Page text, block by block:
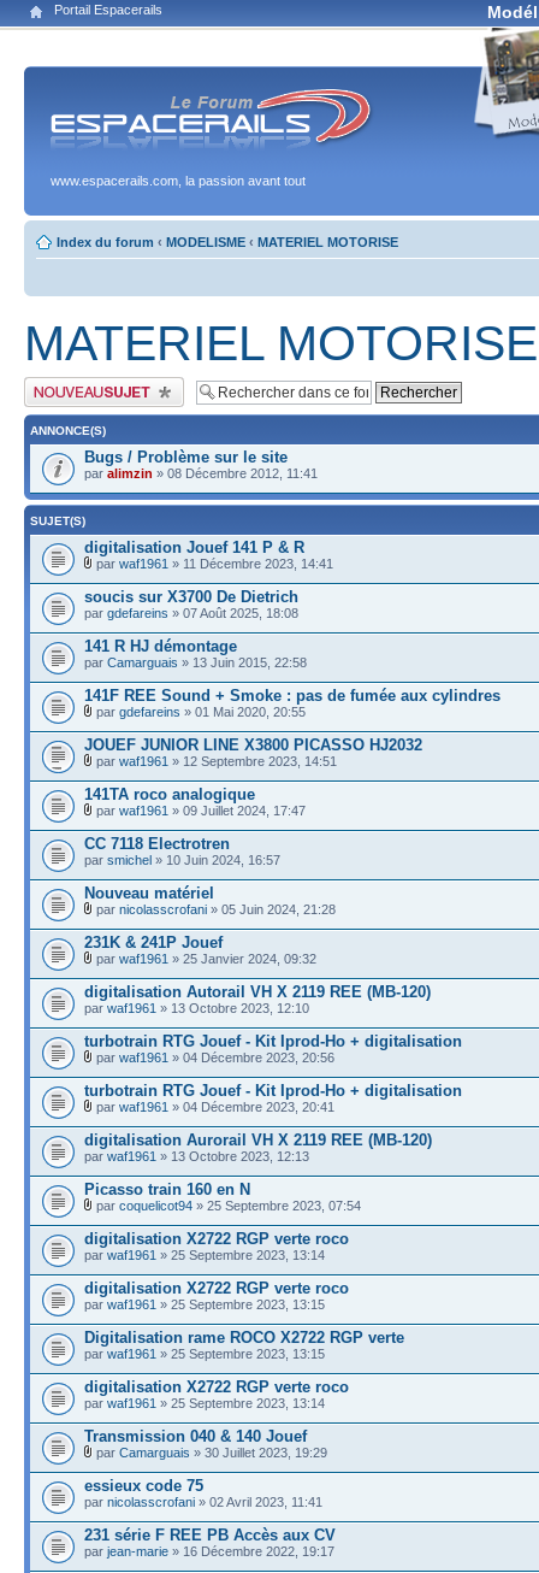
Portail Espacerails
www.espacerails.com, la passion avant tout
Index du forum ‹ MODELISME ‹ MATERIEL MOTORISE
MATERIEL MOTORISE
Publier un nouveau sujet
ANNONCE(S)
Bugs / Problème sur le site
par alimzin » 08 Décembre 2012, 11:41
SUJET(S)
digitalisation Jouef 141 P & R
par waf1961 » 11 Décembre 2023, 14:41
soucis sur X3700 De Dietrich
par gdefareins » 07 Août 2025, 18:08
141 R HJ démontage
par Camarguais » 13 Juin 2015, 22:58
141F REE Sound + Smoke : pas de fumée aux cylindres
par gdefareins » 01 Mai 2020, 20:55
JOUEF JUNIOR LINE X3800 PICASSO HJ2032
par waf1961 » 12 Septembre 2023, 14:51
141TA roco analogique
par waf1961 » 09 Juillet 2024, 17:47
CC 7118 Electrotren
par smichel » 10 Juin 2024, 16:57
Nouveau matériel
par nicolasscrofani » 05 Juin 2024, 21:28
231K & 241P Jouef
par waf1961 » 25 Janvier 2024, 09:32
digitalisation Autorail VH X 2119 REE (MB-120)
par waf1961 » 13 Octobre 2023, 12:10
turbotrain RTG Jouef - Kit Iprod-Ho + digitalisation
par waf1961 » 04 Décembre 2023, 20:56
turbotrain RTG Jouef - Kit Iprod-Ho + digitalisation
par waf1961 » 04 Décembre 2023, 20:41
digitalisation Aurorail VH X 2119 REE (MB-120)
par waf1961 » 13 Octobre 2023, 12:13
Picasso train 160 en N
par coquelicot94 » 25 Septembre 2023, 07:54
digitalisation X2722 RGP verte roco
par waf1961 » 25 Septembre 2023, 13:14
digitalisation X2722 RGP verte roco
par waf1961 » 25 Septembre 2023, 13:15
Digitalisation rame ROCO X2722 RGP verte
par waf1961 » 25 Septembre 2023, 13:15
digitalisation X2722 RGP verte roco
par waf1961 » 25 Septembre 2023, 13:14
Transmission 040 & 140 Jouef
par Camarguais » 30 Juillet 2023, 19:29
essieux code 75
par nicolasscrofani » 02 Avril 2023, 11:41
231 série F REE PB Accès aux CV
par jean-marie » 16 Décembre 2022, 19:17